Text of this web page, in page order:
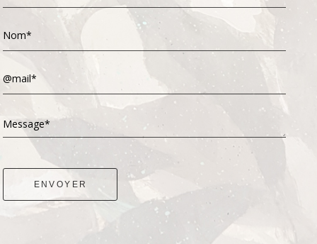
Nom*
@mail*
Message*
ENVOYER